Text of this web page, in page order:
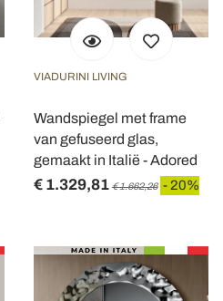
VIADURINI LIVING
Wandspiegel met frame
van gefuseerd glas,
gemaakt in Italië - Adored
€ 1.329,81 € 1.662,26 - 20%